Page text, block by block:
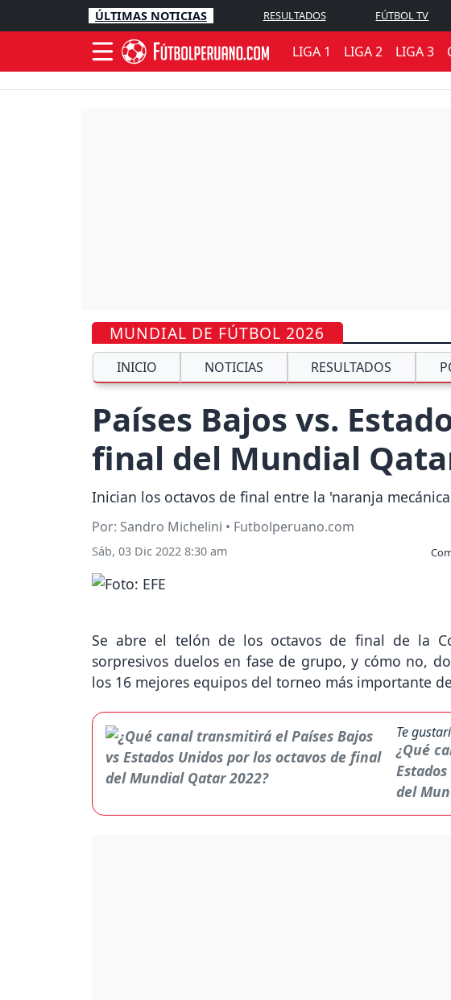
ÚLTIMAS NOTICIAS RESULTADOS FÚTBOL TV
LIGA 1 LIGA 2 LIGA 3
MUNDIAL DE FÚTBOL 2026
INICIO NOTICIAS RESULTADOS
Países Bajos vs.
final del Mundial
Inician los octavos de final entre la 'naranja
Por: Sandro Michelini • Futbolperuano.com
Sáb, 03 Dic 2022 8:30 am
Se abre el telón de los octavos de final de la
sorpresivos duelos en fase de grupo, y cómo no,
los 16 mejores equipos del torneo más importante
Te
¿Qué
del